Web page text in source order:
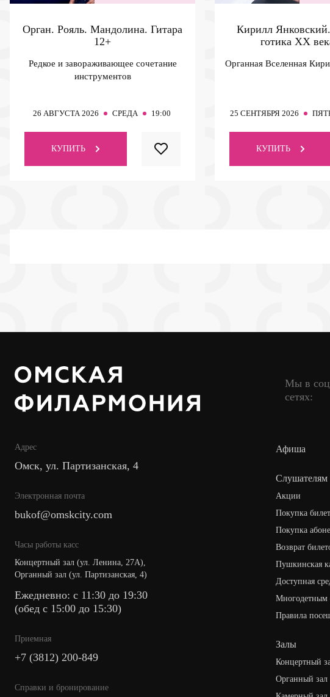
Орган. Рояль. Мандолина. Гитара
12+
Редкое и завораживающее сочетание
инструментов
26 АВГУСТА 2026 СРЕДА 19:00
КУПИТЬ
Кирилл
готика ХХ
Органная Вселенная
25 СЕНТЯБРЯ 2026
КУПИТЬ
Мы в
сетях:
Адрес
Омск, ул. Партизанская, 4
Электронная почта
bukof@omskcity.com
Часы работы касс
Концертный зал (ул. Ленина, 27А),
Органный зал (ул. Партизанская, 4)
Ежедневно: с 11:30 до 19:30
(обед с 15:00 до 15:30)
Приемная
+7 (3812) 200-849
Cправки и бронирование
Афиша
Слушателям
Акции
Покупка
Покупка
Возврат
Пушкинская
Доступная
Многодетным
Правила
Залы
Концертный
Органный зал